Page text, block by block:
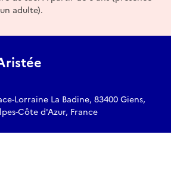
adulte).
Lorraine La Badine, 83400 Giens,
Côte d'Azur, France